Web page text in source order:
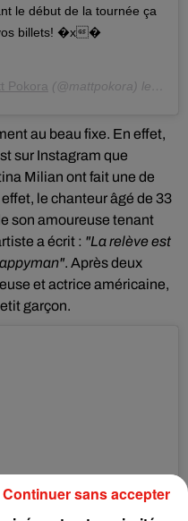
le début de la tournée ça
vos billets! �x�
Pokora (@mattpokora) le
au beau fixe. En effet,
sur Instagram que
Milian ont fait une de
le chanteur âgé de 33
son amoureuse tenant
a écrit : "La relève est
. Après deux
et actrice américaine,
garçon.
Continuer sans accepter